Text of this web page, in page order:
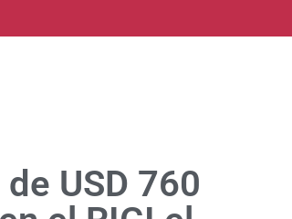
USD 760